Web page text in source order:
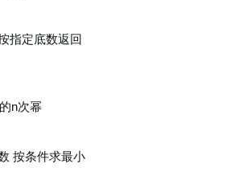
指定底数返回
n次幂
按条件求最小